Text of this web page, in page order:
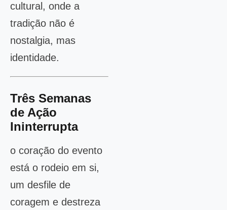
cultural, onde a
tradição não é
nostalgia, mas
identidade.
Três Semanas
de Ação
Ininterrupta
o coração do evento
está o rodeio em si,
um desfile de
coragem e destreza